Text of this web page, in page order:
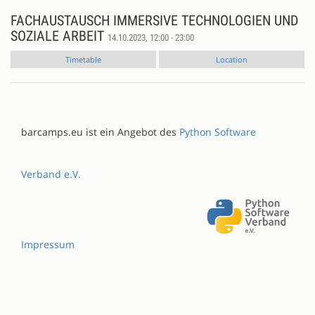
FACHAUSTAUSCH IMMERSIVE TECHNOLOGIEN UND
SOZIALE ARBEIT 14.10.2023, 12:00 - 23:00
Timetable Location
barcamps.eu ist ein Angebot des Python Software
Verband e.V.
Impressum